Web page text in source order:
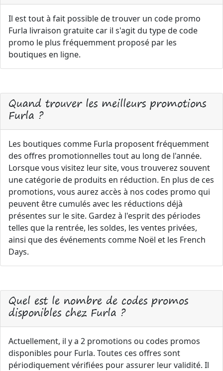
Il est tout à fait possible de trouver un code promo
Furla livraison gratuite car il s'agit du type de code
promo le plus fréquemment proposé par les
boutiques en ligne.
Quand trouver les meilleurs promotions
Furla ?
Les boutiques comme Furla proposent fréquemment
des offres promotionnelles tout au long de l'année.
Lorsque vous visitez leur site, vous trouverez souvent
une catégorie de produits en réduction. En plus de ces
promotions, vous aurez accès à nos codes promo qui
peuvent être cumulés avec les réductions déjà
présentes sur le site. Gardez à l'esprit des périodes
telles que la rentrée, les soldes, les ventes privées,
ainsi que des événements comme Noël et les French
Days.
Quel est le nombre de codes promos
disponibles chez Furla ?
Actuellement, il y a 2 promotions ou codes promos
disponibles pour Furla. Toutes ces offres sont
périodiquement vérifiées pour assurer leur validité. Il